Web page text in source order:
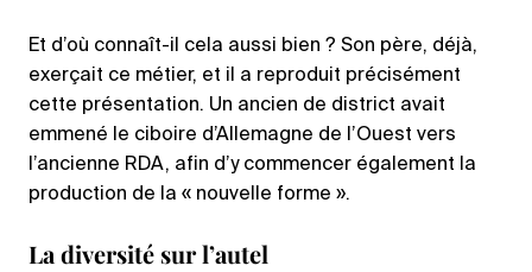
Et d’où connaît-il cela aussi bien ? Son père, déjà,
exerçait ce métier, et il a reproduit précisément
cette présentation. Un ancien de district avait
emmené le ciboire d’Allemagne de l’Ouest vers
l’ancienne RDA, afin d’y commencer également la
production de la « nouvelle forme ».
La diversité sur l’autel